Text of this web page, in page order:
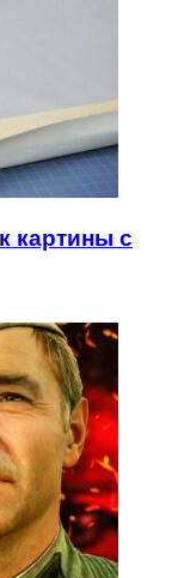
картины с